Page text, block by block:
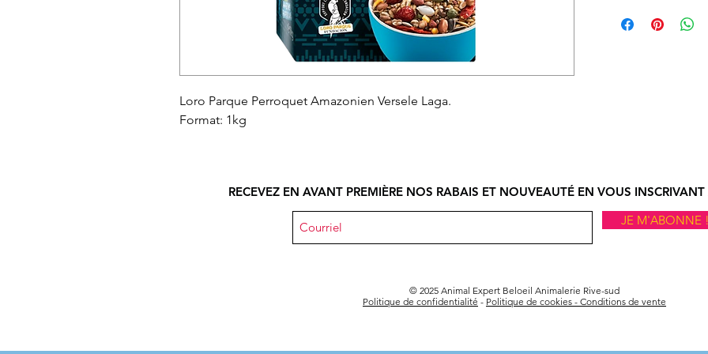
Loro Parque Perroquet Amazonien Versele Laga.
Format: 1kg
ligne doit se faire
ne vous convient
Le remboursement
réception de
RECEVEZ EN AVANT PREMIÈRE NOS RABAIS ET NOUVEAUTÉ EN VOUS
JE M'ABONNE !
© 2025 Animal Expert Beloeil Animalerie Rive-sud
Politique de confidentialité - Politique de cookies - Conditions de vente